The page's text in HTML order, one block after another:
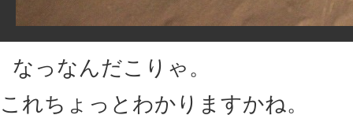
なっなんだこりゃ。
これちょっとわかりますかね。